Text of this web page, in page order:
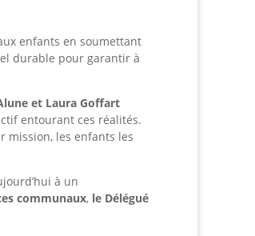
enfants en soumettant
durable pour garantir à
et Laura Goffart
entourant ces réalités.
mission, les enfants les
à un
communaux, le Délégué